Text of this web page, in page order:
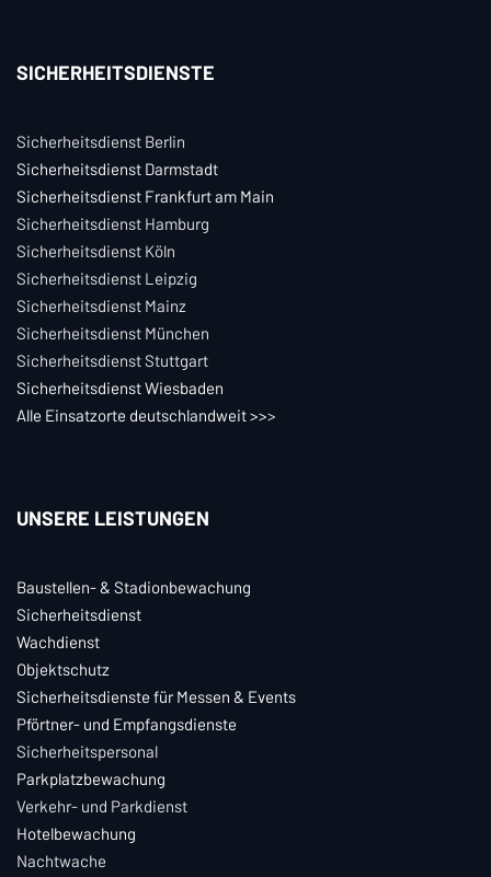
SICHERHEITSDIENSTE
Sicherheitsdienst Berlin
Sicherheitsdienst Darmstadt
Sicherheitsdienst Frankfurt am Main
Sicherheitsdienst Hamburg
Sicherheitsdienst Köln
Sicherheitsdienst Leipzig
Sicherheitsdienst Mainz
Sicherheitsdienst München
Sicherheitsdienst Stuttgart
Sicherheitsdienst Wiesbaden
Alle Einsatzorte deutschlandweit >>>
UNSERE LEISTUNGEN
Baustellen- & Stadionbewachung
Sicherheitsdienst
Wachdienst
Objektschutz
Sicherheitsdienste für Messen & Events
Pförtner- und Empfangsdienste
Sicherheitspersonal
Parkplatzbewachung
Verkehr- und Parkdienst
Hotelbewachung
Nachtwache